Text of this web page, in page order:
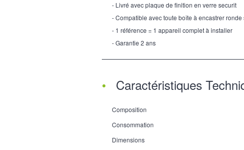
- Livré avec plaque de finition en verre securit
- Compatible avec toute boîte à encastrer
- 1 référence = 1 appareil complet à installer
- Garantie 2 ans
Caractéristiques
Composition
Consommation
Dimensions